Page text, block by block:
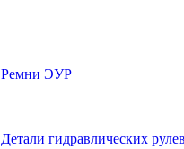
Ремни ЭУР
Детали гидравлических